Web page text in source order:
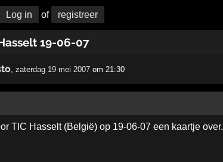
Log in of registreer
19-06-07
, zaterdag 19 mei 2007om 21:30
TIC Hasselt (België) op 19-06-07 een kaartje over.